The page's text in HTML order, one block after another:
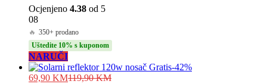
Ocjenjeno 4.38 od 5
08
🔥 350+ prodano
Uštedite 10% s kuponom
NARUČI
-42%
69,90 KM119,90KM